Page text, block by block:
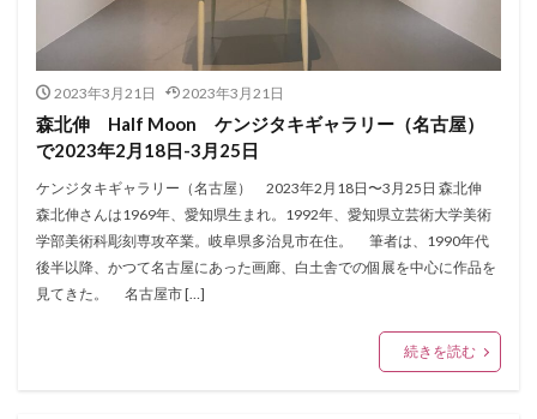
2023年3月21日 2023年3月21日
森北伸 Half Moon ケンジタキギャラリー（名古屋）
で2023年2月18日-3月25日
ケンジタキギャラリー（名古屋） 2023年2月18日〜3月25日 森北伸
森北伸さんは1969年、愛知県生まれ。1992年、愛知県立芸術大学美術
学部美術科彫刻専攻卒業。岐阜県多治見市在住。 筆者は、1990年代
後半以降、かつて名古屋にあった画廊、白土舎での個展を中心に作品を
見てきた。 名古屋市 […]
続きを読む